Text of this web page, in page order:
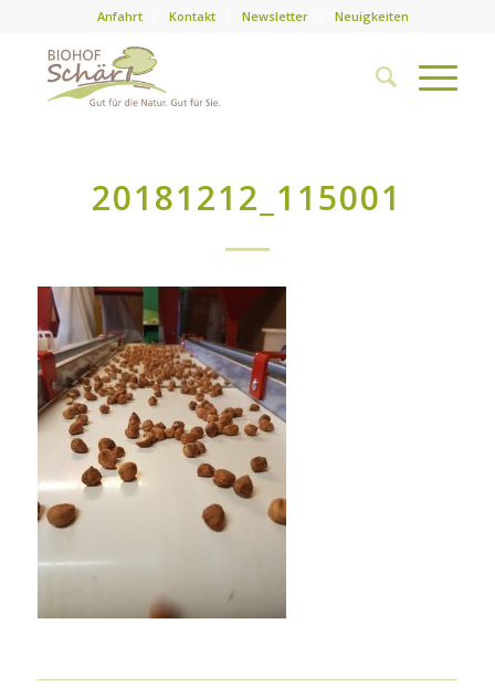
Anfahrt Kontakt Newsletter Neuigkeiten
20181212_115001